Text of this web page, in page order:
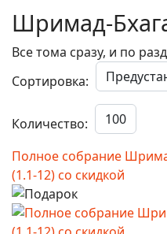
Шримад-
Все тома сразу, и по
Сортировка:
Количество:
Полное собрание
(1.1-12) со скидкой